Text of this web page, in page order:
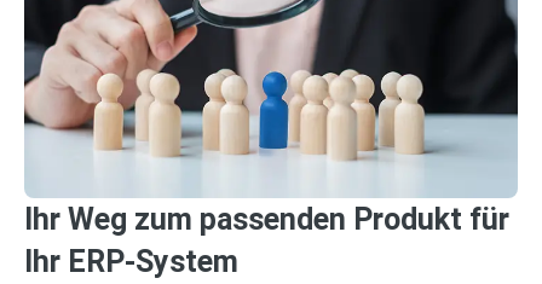
Ihr Weg zum passenden Produkt für
Ihr ERP-System